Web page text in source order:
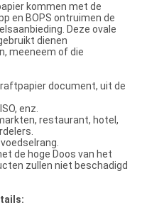
kommen met de
en BOPS ontruimen de
Deze ovale
dienen
meeneem of die
document, uit de
enz.
restaurant, hotel,
de hoge Doos van het
zullen niet beschadigd